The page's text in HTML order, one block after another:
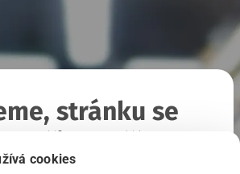
cookies
stránku se